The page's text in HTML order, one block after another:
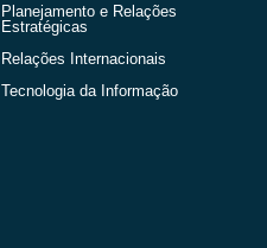
Planejamento e Relações
Estratégicas
Relações Internacionais
Tecnologia da Informação